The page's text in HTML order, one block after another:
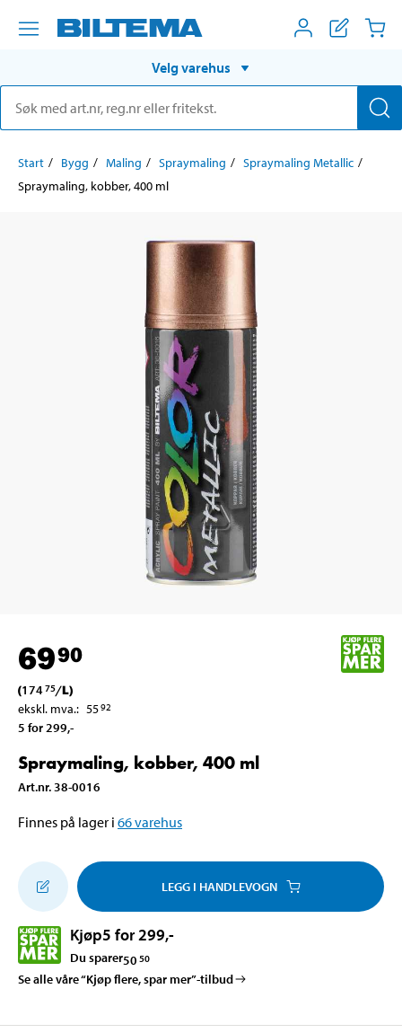
Velg varehus
Start Bygg Maling Spraymaling
Spraymaling Metallic
Spraymaling, kobber, 400 ml
6990
(17475/L)
ekskl. mva.: 5592
5 for 299,-
Spraymaling, kobber, 400 ml
Art.nr. 38-0016
Finnes på lager i 66varehus
LEGG I HANDLEVOGN
Kjøp5 for 299,-
Du sparer50 50
Se alle våre “Kjøp flere, spar mer”-tilbud